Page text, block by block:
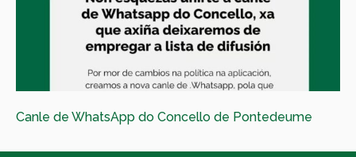
Canle de WhatsApp do Concello de Pontedeume